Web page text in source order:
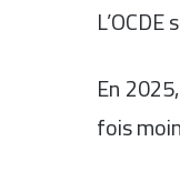
En
fois